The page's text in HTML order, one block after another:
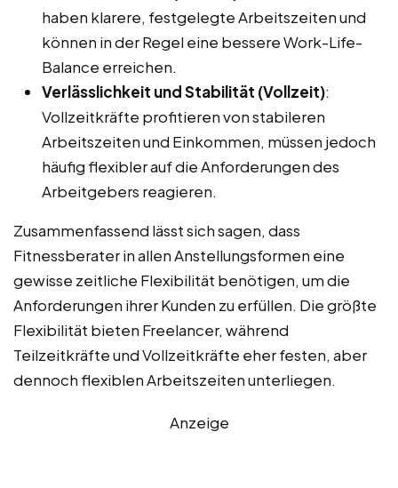
haben klarere, festgelegte Arbeitszeiten und
können in der Regel eine bessere Work-Life-
Balance erreichen.
Verlässlichkeit und Stabilität (Vollzeit):
Vollzeitkräfte profitieren von stabileren
Arbeitszeiten und Einkommen, müssen jedoch
häufig flexibler auf die Anforderungen des
Arbeitgebers reagieren.
Zusammenfassend lässt sich sagen, dass
Fitnessberater in allen Anstellungsformen eine
gewisse zeitliche Flexibilität benötigen, um die
Anforderungen ihrer Kunden zu erfüllen. Die größte
Flexibilität bieten Freelancer, während
Teilzeitkräfte und Vollzeitkräfte eher festen, aber
dennoch flexiblen Arbeitszeiten unterliegen.
Anzeige